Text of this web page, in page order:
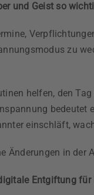
und Geist so
zu
helfen, den
bedeutet
einschläft,
Änderungen in der
Entgiftung für